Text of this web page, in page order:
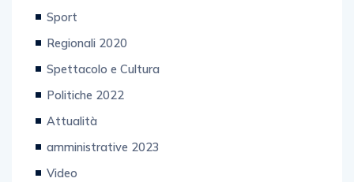
Sport
Regionali 2020
Spettacolo e Cultura
Politiche 2022
Attualità
amministrative 2023
Video